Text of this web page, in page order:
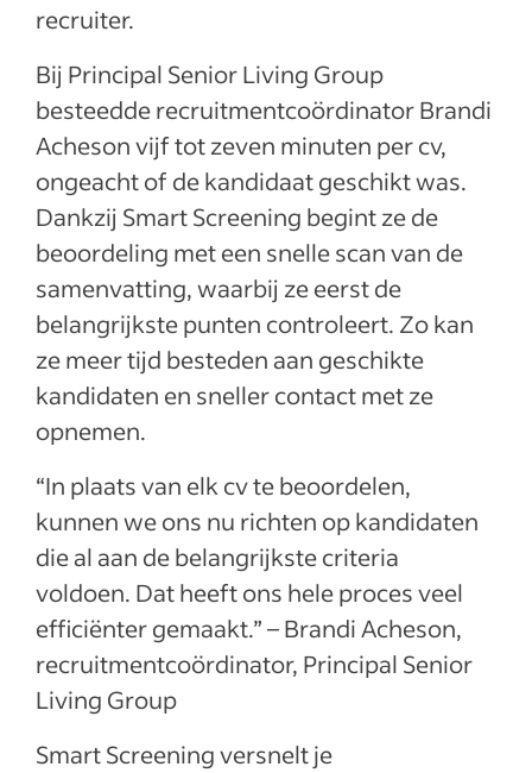
recruiter.
Bij Principal Senior Living Group
besteedde recruitmentcoördinator Brandi
Acheson vijf tot zeven minuten per cv,
ongeacht of de kandidaat geschikt was.
Dankzij Smart Screening begint ze de
beoordeling met een snelle scan van de
samenvatting, waarbij ze eerst de
belangrijkste punten controleert. Zo kan
ze meer tijd besteden aan geschikte
kandidaten en sneller contact met ze
opnemen.
“In plaats van elk cv te beoordelen,
kunnen we ons nu richten op kandidaten
die al aan de belangrijkste criteria
voldoen. Dat heeft ons hele proces veel
efficiënter gemaakt.” – Brandi Acheson,
recruitmentcoördinator, Principal Senior
Living Group
Smart Screening versnelt je